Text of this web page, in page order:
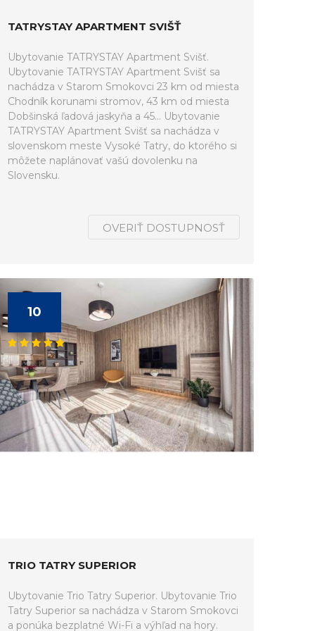
TATRYSTAY APARTMENT SVIŠŤ
Ubytovanie TATRYSTAY Apartment Svišť.
Ubytovanie TATRYSTAY Apartment Svišť sa
nachádza v Starom Smokovci 23 km od miesta
Chodník korunami stromov, 43 km od miesta
Dobšinská ľadová jaskyňa a 45... Ubytovanie
TATRYSTAY Apartment Svišť sa nachádza v
slovenskom meste Vysoké Tatry, do ktorého si
môžete naplánovať vašú dovolenku na
Slovensku.
OVERIŤ DOSTUPNOSŤ
10
TRIO TATRY SUPERIOR
Ubytovanie Trio Tatry Superior. Ubytovanie Trio
Tatry Superior sa nachádza v Starom Smokovci
a ponúka bezplatné Wi-Fi a výhľad na hory.